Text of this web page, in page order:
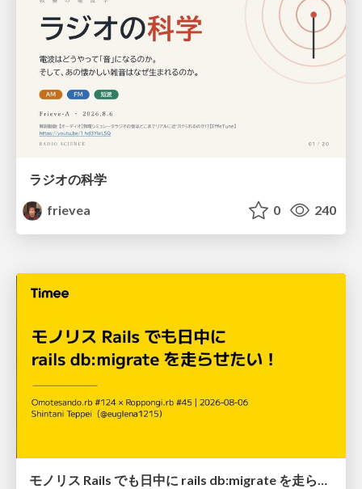
ラジオの科学
frievea
0 240
モノリス Rails でも日中に rails db:migrate を走らせたい！ / Daytime rails db:migrate on Monolithic Rails!